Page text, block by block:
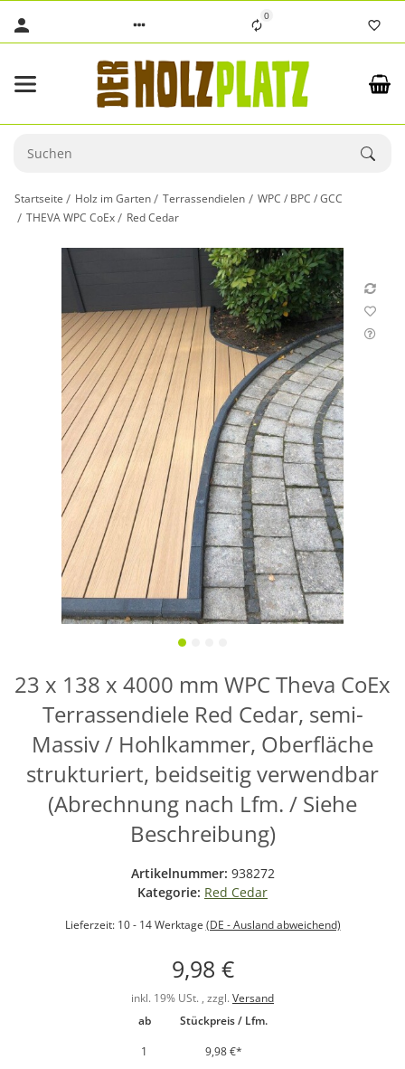
0
Startseite Holz im Garten Terrassendielen
WPC / BPC / GCC
THEVA WPC CoEx
Red Cedar
23 x 138 x 4000 mm WPC Theva CoEx
Terrassendiele Red Cedar, semi-
Massiv / Hohlkammer, Oberfläche
strukturiert, beidseitig verwendbar
(Abrechnung nach Lfm. / Siehe
Beschreibung)
Artikelnummer: 938272
Kategorie: Red Cedar
Lieferzeit: 10 - 14 Werktage (DE - Ausland abweichend)
9,98 €
inkl. 19% USt. , zzgl. Versand
ab
Stückpreis / Lfm.
1
9,98 €*